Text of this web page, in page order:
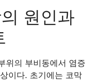
원인과
위의 부비동에서 염증
이다. 초기에는 코막